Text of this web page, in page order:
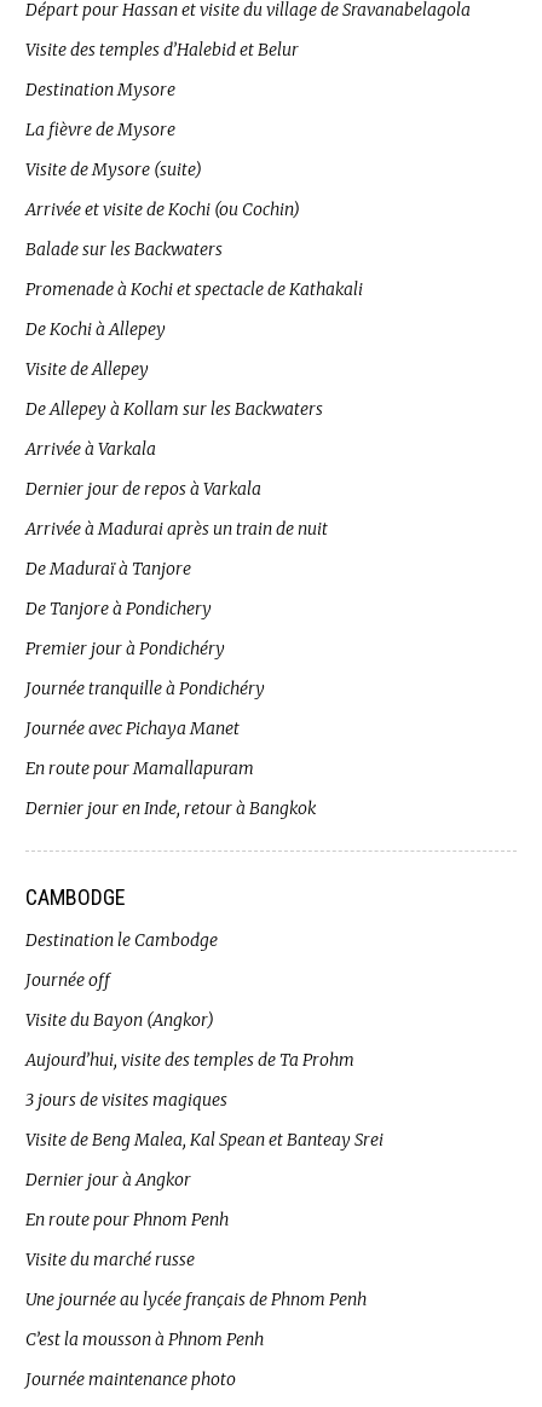
Départ pour Hassan et visite du village de Sravanabelagola
Visite des temples d’Halebid et Belur
Destination Mysore
La fièvre de Mysore
Visite de Mysore (suite)
Arrivée et visite de Kochi (ou Cochin)
Balade sur les Backwaters
Promenade à Kochi et spectacle de Kathakali
De Kochi à Allepey
Visite de Allepey
De Allepey à Kollam sur les Backwaters
Arrivée à Varkala
Dernier jour de repos à Varkala
Arrivée à Madurai après un train de nuit
De Maduraï à Tanjore
De Tanjore à Pondichery
Premier jour à Pondichéry
Journée tranquille à Pondichéry
Journée avec Pichaya Manet
En route pour Mamallapuram
Dernier jour en Inde, retour à Bangkok
CAMBODGE
Destination le Cambodge
Journée off
Visite du Bayon (Angkor)
Aujourd’hui, visite des temples de Ta Prohm
3 jours de visites magiques
Visite de Beng Malea, Kal Spean et Banteay Srei
Dernier jour à Angkor
En route pour Phnom Penh
Visite du marché russe
Une journée au lycée français de Phnom Penh
C’est la mousson à Phnom Penh
Journée maintenance photo